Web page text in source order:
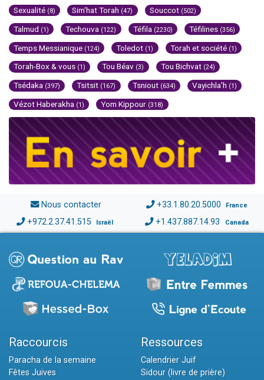
Sexualité (8) Sim'hat Torah (47) Souccot (502)
Talmud (1) Techouva (122) Téfila (2230) Téfilines (356)
Temps Messianique (124) Toledot (1) Torah et société (1)
Torah-Box & vous (1) Tou Béav (3) Tou Bichvat (24)
Tsédaka (397) Tsitsit (167) Tsniout (634) Vayichla'h (1)
Vézot Haberakha (1) Yom Kippour (318)
Nous contacter +33.1.80.20.5000 France
+972.2.37.41.515 Israël +1.437.887.14.93 Canada
Raccourcis
Paracha de la semaine
Fêtes Juives
Ressources
Calendrier Juif
Sidour (livre de prière)